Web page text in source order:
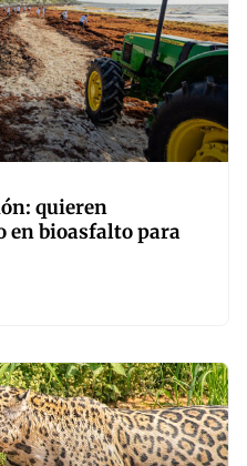
quieren
en bioasfalto para